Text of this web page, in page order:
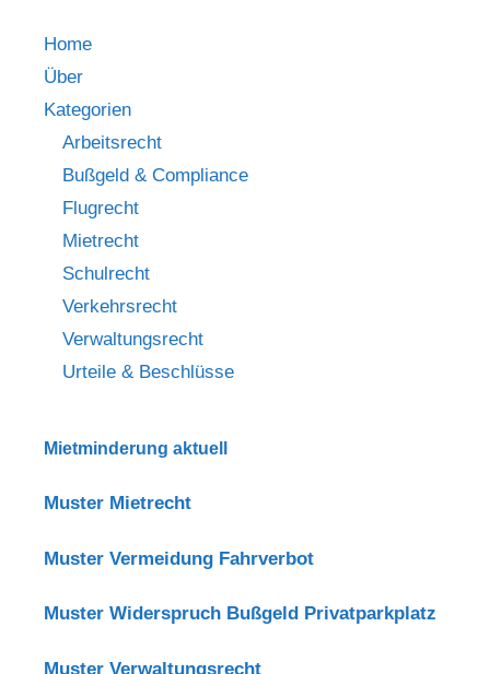
Home
Über
Kategorien
Arbeitsrecht
Bußgeld & Compliance
Flugrecht
Mietrecht
Schulrecht
Verkehrsrecht
Verwaltungsrecht
Urteile & Beschlüsse
Mietminderung aktuell
Muster Mietrecht
Muster Vermeidung Fahrverbot
Muster Widerspruch Bußgeld Privatparkplatz
Muster Verwaltungsrecht